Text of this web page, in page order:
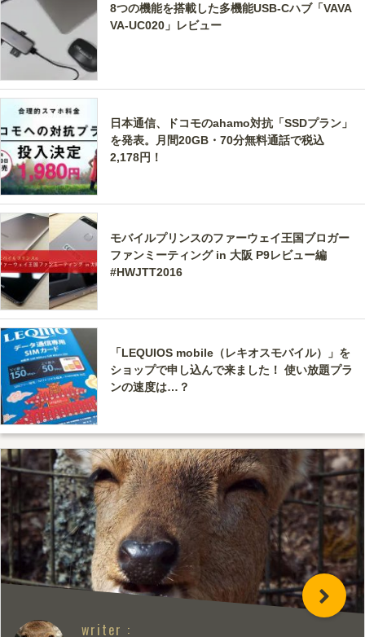
8つの機能を搭載した多機能USB-Cハブ「VAVA
VA-UC020」レビュー
日本通信、ドコモのahamo対抗「SSDプラン」
を発表。月間20GB・70分無料通話で税込
2,178円！
モバイルプリンスのファーウェイ王国ブロガー
ファンミーティング in 大阪 P9レビュー編
#HWJTT2016
「LEQUIOS mobile（レキオスモバイル）」を
ショップで申し込んで来ました！ 使い放題プラ
ンの速度は…？
writer :